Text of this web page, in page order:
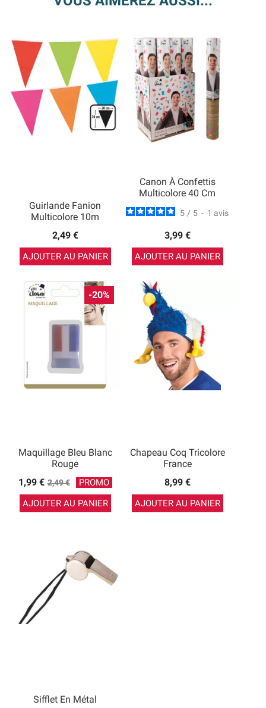
Guirlande Fanion
Multicolore 10m
2,49 €
AJOUTER AU PANIER
Canon À Confettis
Multicolore 40 Cm
5 / 5 - 1 avis
3,99 €
AJOUTER AU PANIER
Maquillage Bleu Blanc
Rouge
1,99 €Prix
de
base
2,49 €
PROMO
AJOUTER AU PANIER
-20%
Chapeau Coq Tricolore
France
8,99 €
AJOUTER AU PANIER
Sifflet En Métal